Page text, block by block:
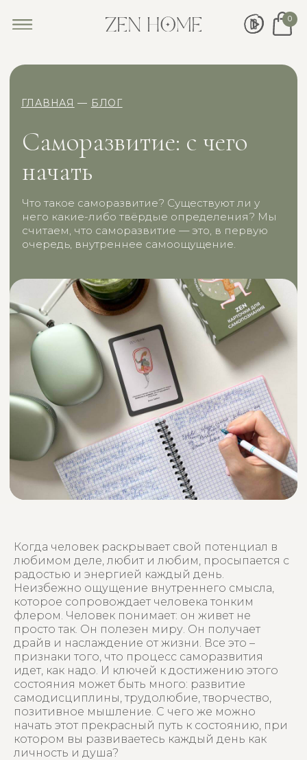
Саморазвитие: с чего
Что такое саморазвитие? Существуют ли у
него какие-либо твёрдые определения? Мы
очередь, внутреннее самоощущение.
Когда человек раскрывает свой потенциал в
любимом деле, любит и любим, просыпается с
радостью и энергией каждый день.
Неизбежно ощущение внутреннего смысла,
которое сопровождает человека тонким
флером. Человек понимает: он живет не
просто так. Он полезен миру. Он получает
драйв и наслаждение от жизни. Все это –
признаки того, что процесс саморазвития
идет, как надо. И ключей к достижению этого
состояния может быть много: развитие
самодисциплины, трудолюбие, творчество,
позитивное мышление. С чего же можно
начать этот прекрасный путь к состоянию, при
котором вы развиваетесь каждый день как
личность и душа?